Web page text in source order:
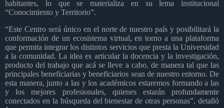
habitantes, lo que se materializa en su lema institucional
“Conocimiento y Territorio”.
“Este Centro será único en el norte de nuestro país y posibilitará la
conformación de un ecosistema virtual, en torno a una plataforma
que permita integrar los distintos servicios que presta la Universidad
a la comunidad. La idea es articular la docencia y la investigación,
producto del trabajo que acá se lleve a cabo, de manera tal que las
principales beneficiarias y beneficiarios sean de nuestro entorno. De
esta manera, junto a las y los académicos estaremos formando a las
y los mejores profesionales, quienes estarán profundamente
conectados en la búsqueda del bienestar de otras personas”, detalló